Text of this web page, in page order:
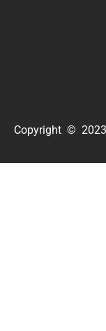
Copyright © 2023